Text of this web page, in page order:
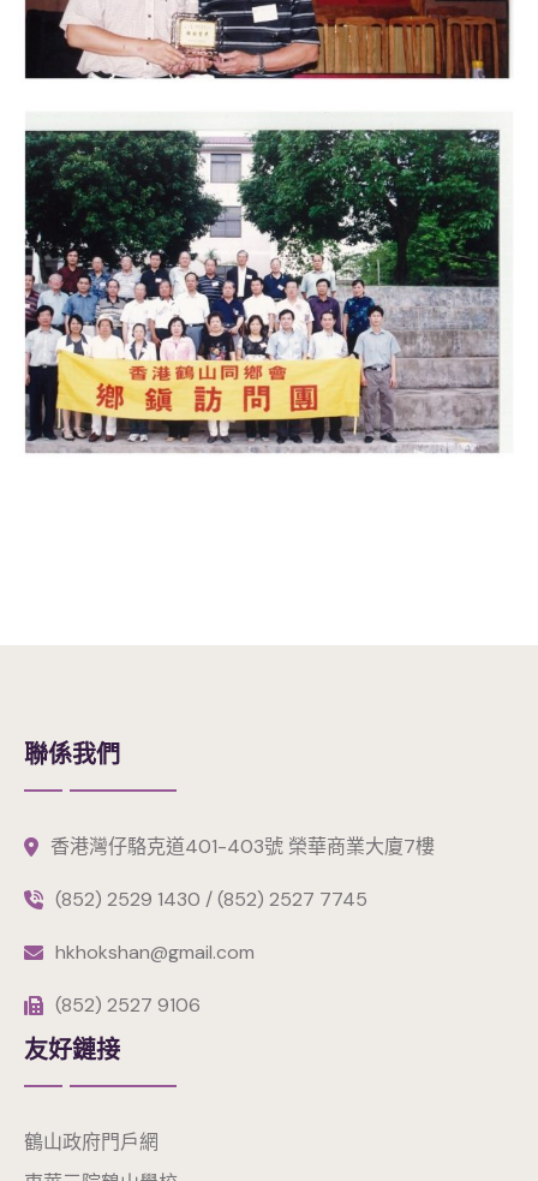
聯係我們
香港灣仔駱克道401-403號 榮華商業大廈7樓
(852) 2529 1430 / (852) 2527 7745
hkhokshan@gmail.com
(852) 2527 9106
友好鏈接
鶴山政府門戶網